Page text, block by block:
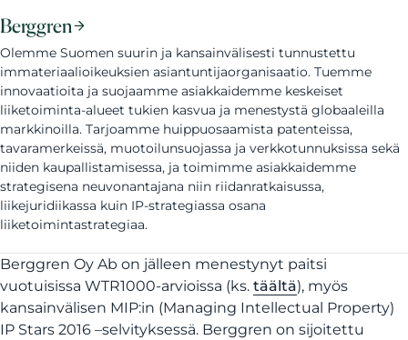
Berggren
Olemme Suomen suurin ja kansainvälisesti tunnustettu
immateriaalioikeuksien asiantuntijaorganisaatio. Tuemme
innovaatioita ja suojaamme asiakkaidemme keskeiset
liiketoiminta-alueet tukien kasvua ja menestystä globaaleilla
markkinoilla. Tarjoamme huippuosaamista patenteissa,
tavaramerkeissä, muotoilunsuojassa ja verkkotunnuksissa sekä
niiden kaupallistamisessa, ja toimimme asiakkaidemme
strategisena neuvonantajana niin riidanratkaisussa,
liikejuridiikassa kuin IP-strategiassa osana
liiketoimintastrategiaa.
Berggren Oy Ab on jälleen menestynyt paitsi
vuotuisissa WTR1000-arvioissa (ks. täältä), myös
kansainvälisen MIP:in (Managing Intellectual Property)
IP Stars 2016 –selvityksessä. Berggren on sijoitettu